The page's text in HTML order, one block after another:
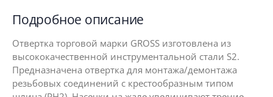
Подробное описание
Отвертка торговой марки GROSS изготовлена из
высококачественной инструментальной стали S2.
Предназначена отвертка для монтажа/демонтажа
резьбовых соединений с крестообразным типом